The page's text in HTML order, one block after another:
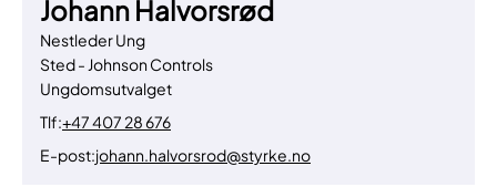
Johann Halvorsrød
Nestleder Ung
Sted - Johnson Controls
Ungdomsutvalget
Tlf:+47 407 28 676
E-post:johann.halvorsrod@styrke.no